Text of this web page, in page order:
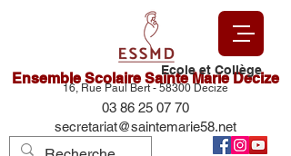
Ensemble Scolaire Sainte Marie Decize
Ecole et Collège
16, Rue Paul Bert - 58300 Decize
03 86 25 07 70
secretariat@saintemarie58.net